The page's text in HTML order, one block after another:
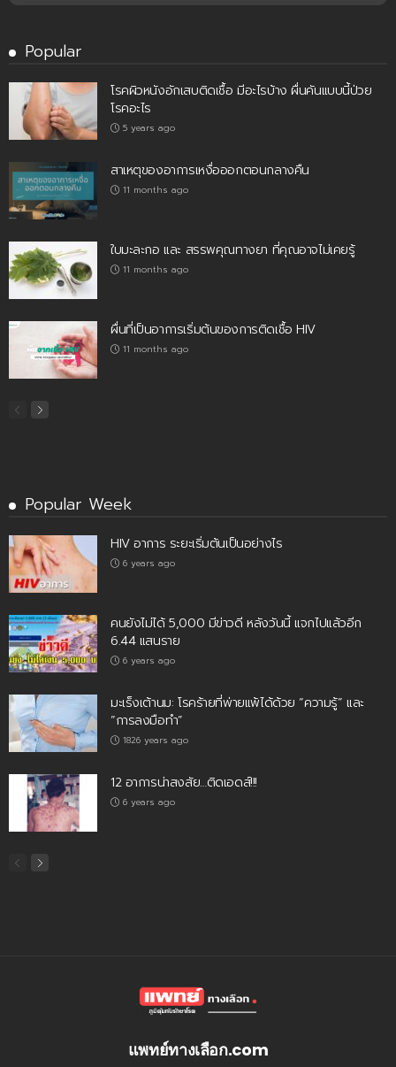
Popular
โรคผิวหนังอักเสบติดเชื้อ มีอะไรบ้าง ผื่นคันแบบนี้ป่วย
โรคอะไร
5 years ago
สาเหตุของอาการเหงื่อออกตอนกลางคืน
11 months ago
ใบมะละกอ และ สรรพคุณทางยา ที่คุณอาจไม่เคยรู้
11 months ago
ผื่นที่เป็นอาการเริ่มต้นของการติดเชื้อ HIV
11 months ago
Popular Week
HIV อาการ ระยะเริ่มต้นเป็นอย่างไร
6 years ago
คนยังไม่ได้ 5,000 มีข่าวดี หลังวันนี้ แจกไปแล้วอีก
6.44 แสนราย
6 years ago
มะเร็งเต้านม: โรคร้ายที่พ่ายแพ้ได้ด้วย “ความรู้” และ
“การลงมือทำ”
1826 years ago
12 อาการน่าสงสัย…ติดเอดส์!!!
6 years ago
แพทย์ทางเลือก.com